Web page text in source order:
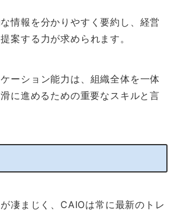
情報を分かりやすく要約し、経営
案する力が求められます。
ーション能力は、組織全体を一体
に進めるための重要なスキルと言
凄まじく、CAIOは常に最新のトレ